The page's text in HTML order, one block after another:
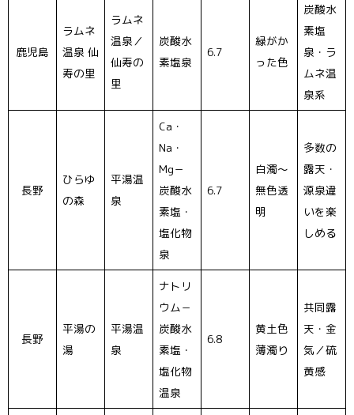
鹿児島
ラムネ
温泉 仙
寿の里
ラムネ
温泉／
仙寿の
里
炭酸水
素塩泉
6.7
緑がか
った色
炭酸水
素塩
泉・ラ
ムネ温
泉系
長野
ひらゆ
の森
平湯温
泉
Ca・
Na・
Mg－
炭酸水
素塩・
塩化物
泉
6.7
白濁〜
無色透
明
多数の
露天・
源泉違
いを楽
しめる
長野
平湯の
湯
平湯温
泉
ナトリ
ウム－
炭酸水
素塩・
塩化物
温泉
6.8
黄土色
薄濁り
共同露
天・金
気／硫
黄感